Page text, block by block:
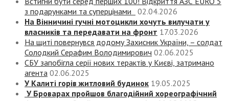
з подарунками та суперцінами
02.04.2026
На Вінничині гучні мотоцикли хочуть вилучати у
власників та передавати на фронт 17.03.2026
На щиті повернувся додому Захисник України, – солдат
Солодкий Серафим Володимирович 02.06.2025
СБУ запобігла серії нових терактів у Києві, затримано
агента 02.06.2025
У Калиті горів житловий будинок 19.05.2025
У Броварах пройшов благодійний хореографічний